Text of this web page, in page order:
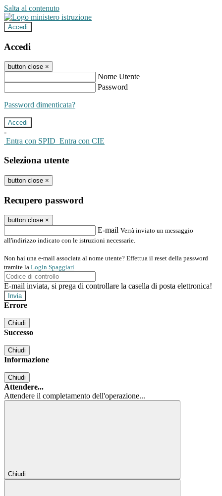
Salta al contenuto
Accedi
Accedi
button close ×
Nome Utente
Password
Password dimenticata?
-
Entra con SPID Entra con CIE
Seleziona utente
button close ×
Recupero password
button close ×
E-mail Verrà inviato un messaggio
all'indirizzo indicato con le istruzioni necessarie.
Non hai una e-mail associata al nome utente? Effettua il reset della password
tramite la Login Spaggiari
E-mail inviata, si prega di controllare la casella di posta elettronica!
Errore
Chiudi
Successo
Chiudi
Informazione
Chiudi
Attendere...
Attendere il completamento dell'operazione...
Chiudi